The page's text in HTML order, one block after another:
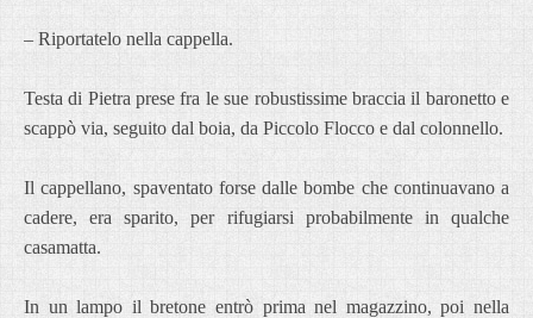
– Riportatelo nella cappella.
Testa di Pietra prese fra le sue robustissime braccia il baronetto e
scappò via, seguito dal boia, da Piccolo Flocco e dal colonnello.
Il cappellano, spaventato forse dalle bombe che continuavano a
cadere, era sparito, per rifugiarsi probabilmente in qualche
casamatta.
In un lampo il bretone entrò prima nel magazzino, poi nella